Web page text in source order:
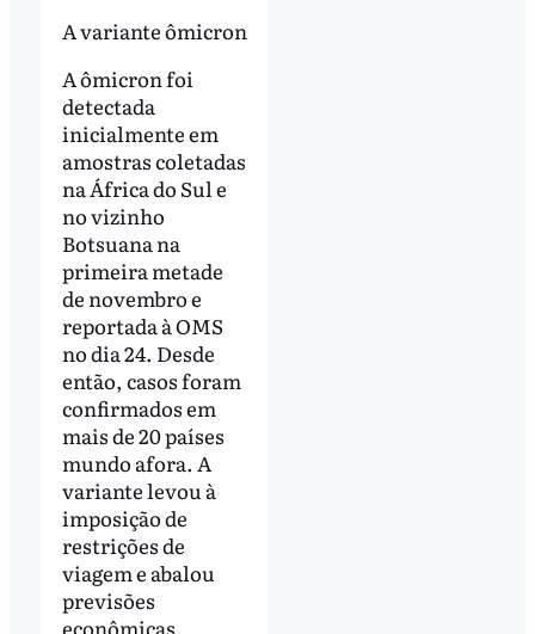
A variante ômicron
A ômicron foi
detectada
inicialmente em
amostras coletadas
na África do Sul e
no vizinho
Botsuana na
primeira metade
de novembro e
reportada à OMS
no dia 24. Desde
então, casos foram
confirmados em
mais de 20 países
mundo afora. A
variante levou à
imposição de
restrições de
viagem e abalou
previsões
econômicas.